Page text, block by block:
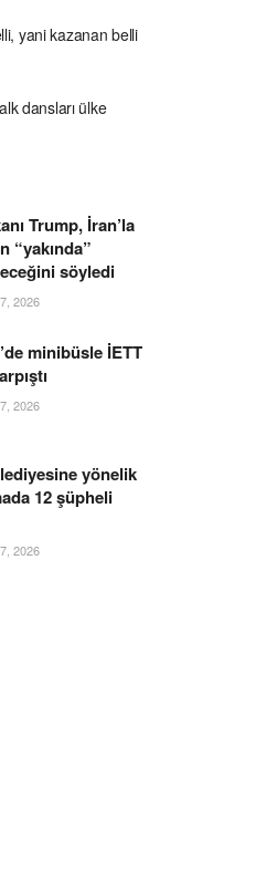
yani kazanan belli
dansları ülke
Trump, İran’la
“yakında”
söyledi
2026
minibüsle İETT
2026
yönelik
12 şüpheli
2026